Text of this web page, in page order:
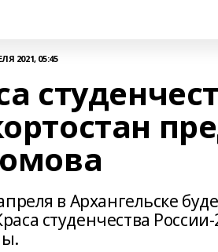
2021, 05:45
в Архангельске
студенчества